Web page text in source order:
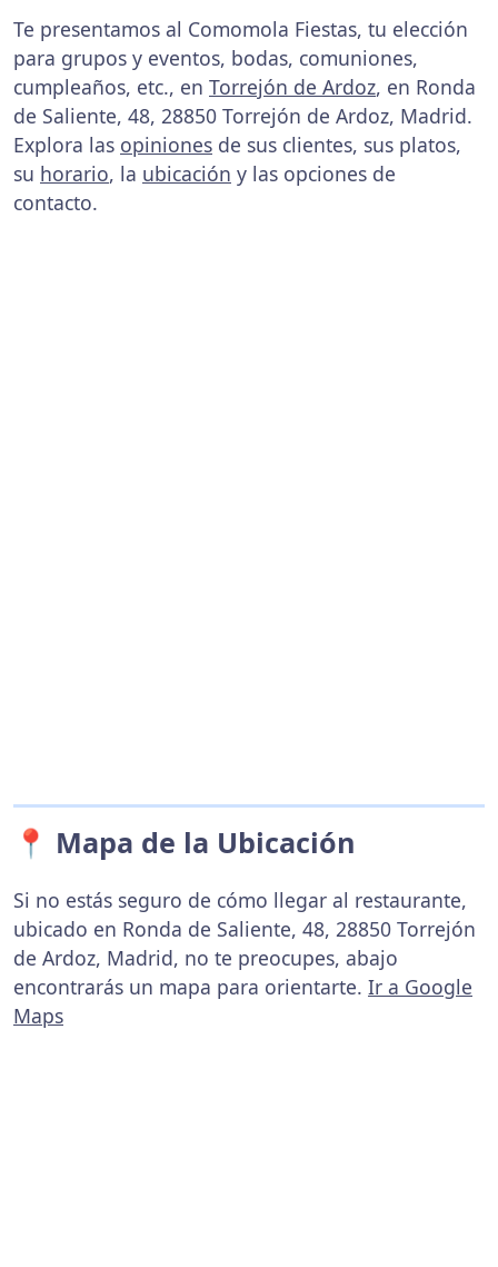
Te presentamos al Comomola Fiestas, tu elección
para grupos y eventos, bodas, comuniones,
cumpleaños, etc., en Torrejón de Ardoz, en Ronda
de Saliente, 48, 28850 Torrejón de Ardoz, Madrid.
Explora las opiniones de sus clientes, sus platos,
su horario, la ubicación y las opciones de
contacto.
📍 Mapa de la Ubicación
Si no estás seguro de cómo llegar al restaurante,
ubicado en Ronda de Saliente, 48, 28850 Torrejón
de Ardoz, Madrid, no te preocupes, abajo
encontrarás un mapa para orientarte. Ir a Google
Maps